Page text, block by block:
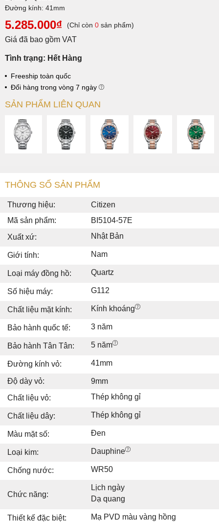
Đường kính: 41mm
5.285.000₫ (Chỉ còn 0 sản phẩm)
Giá đã bao gồm VAT
Tình trạng: Hết Hàng
Freeship toàn quốc
Đổi hàng trong vòng 7 ngày
SẢN PHẨM LIÊN QUAN
THÔNG SỐ SẢN PHẨM
Thương hiệu:
Citizen
Mã sản phẩm:
BI5104-57E
Xuất xứ:
Nhật Bản
Giới tính: Nam
Loại máy đồng hồ: Quartz
Số hiệu máy: G112
Chất liệu mặt kính: Kính khoáng
Bảo hành quốc tế: 3 năm
Bảo hành Tân Tân: 5 năm
Đường kính vỏ: 41mm
Độ dày vỏ:
9mm
Chất liệu vỏ:
Thép không gỉ
Chất liệu dây: Thép không gỉ
Màu mặt số: Đen
Loại kim: Dauphine
Chống nước: WR50
Chức năng:
Lịch ngày
Dạ quang
Thiết kế đặc biệt: Mạ PVD màu vàng hồng